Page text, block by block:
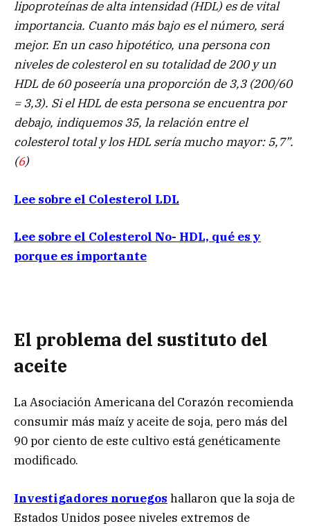
lipoproteínas de alta intensidad (HDL) es de vital
importancia. Cuanto más bajo es el número, será
mejor. En un caso hipotético, una persona con
niveles de colesterol en su totalidad de 200 y un
HDL de 60 poseería una proporción de 3,3 (200/60
= 3,3). Si el HDL de esta persona se encuentra por
debajo, indiquemos 35, la relación entre el
colesterol total y los HDL sería mucho mayor: 5,7”.
(6)
Lee sobre el Colesterol LDL
Lee sobre el Colesterol No- HDL, qué es y
porque es importante
El problema del sustituto del
aceite
La Asociación Americana del Corazón recomienda
consumir más maíz y aceite de soja, pero más del
90 por ciento de este cultivo está genéticamente
modificado.
Investigadores noruegos hallaron que la soja de
Estados Unidos posee niveles extremos de